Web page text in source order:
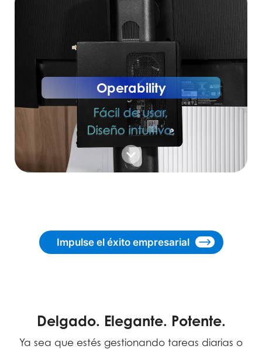
Operability
Fácil de usar,
Diseño intuitivo.
Impulse el éxito empresarial
Delgado. Elegante. Potente.
Ya sea que estés gestionando tareas diarias o